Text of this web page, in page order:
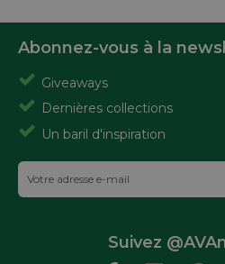
Abonnez-vous à la
Giveaways
Dernières collections
Un baril d'inspiration
Suivez